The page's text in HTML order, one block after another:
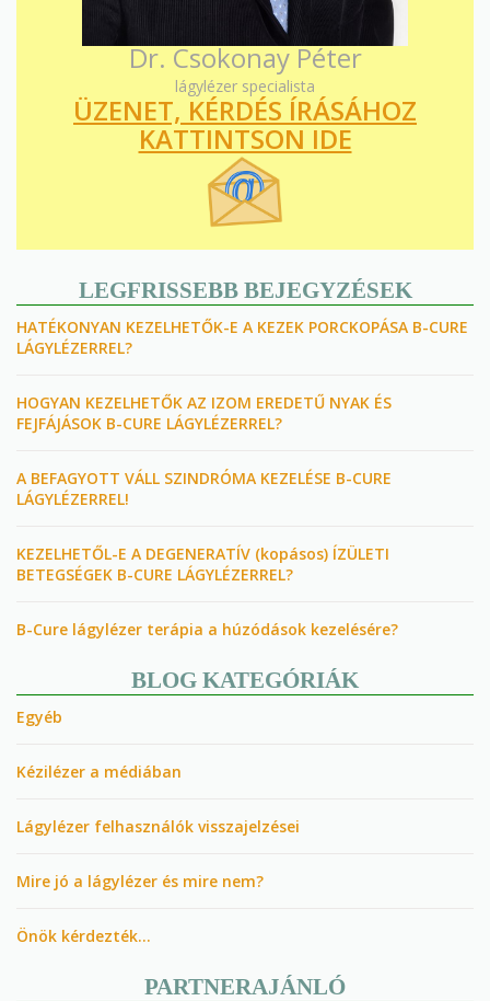
Dr. Csokonay Péter
lágylézer specialista
ÜZENET, KÉRDÉS ÍRÁSÁHOZ
KATTINTSON IDE
LEGFRISSEBB BEJEGYZÉSEK
HATÉKONYAN KEZELHETŐK-E A KEZEK PORCKOPÁSA B-CURE
LÁGYLÉZERREL?
HOGYAN KEZELHETŐK AZ IZOM EREDETŰ NYAK ÉS
FEJFÁJÁSOK B-CURE LÁGYLÉZERREL?
A BEFAGYOTT VÁLL SZINDRÓMA KEZELÉSE B-CURE
LÁGYLÉZERREL!
KEZELHETŐL-E A DEGENERATÍV (kopásos) ÍZÜLETI
BETEGSÉGEK B-CURE LÁGYLÉZERREL?
B-Cure lágylézer terápia a húzódások kezelésére?
BLOG KATEGÓRIÁK
Egyéb
Kézilézer a médiában
Lágylézer felhasználók visszajelzései
Mire jó a lágylézer és mire nem?
Önök kérdezték…
PARTNERAJÁNLÓ